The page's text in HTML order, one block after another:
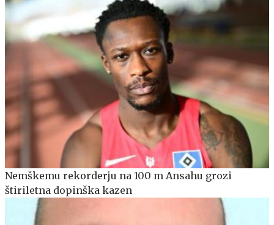
Nemškemu rekorderju na 100 m Ansahu grozi
štiriletna dopinška kazen